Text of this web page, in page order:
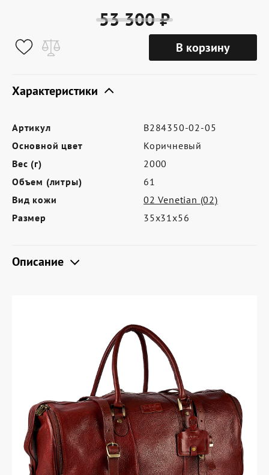
Условия доставки
Где купить
Партнерам
Контакты
Программа лояльности
Политика обработки персональных
53 300 ₽
В корзину
Характеристики
Артикул
B284350-02-05
Основной цвет
Коричневый
Вес (г)
2000
Объем (литры)
61
Вид кожи
02 Venetian (02)
Размер
35х31х56
Описание